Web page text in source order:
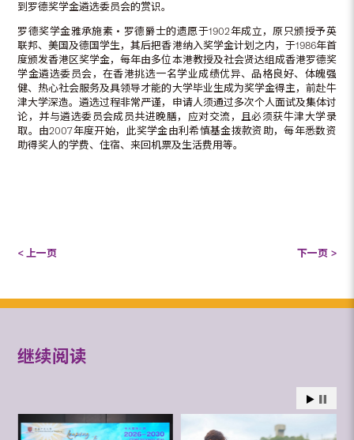
到罗德奖学金遴选委员会的赏识。
罗德奖学金雅承施素‧罗德爵士的遗愿于1902年成立，原只颁授予英
联邦、美国及德国学生，其后把香港纳入奖学金计划之内，于1986年首
度颁发香港区奖学金，每年由多位本港教授及社会贤达组成香港罗德奖
学金遴选委员会，在香港挑选一名学业成绩优异、品格良好、体魄强
健、热心社会服务及具领导才能的大学毕业生成为奖学金得主，前赴牛
津大学深造。遴选过程非常严谨，申请人须通过多次个人面试及集体讨
论，并与遴选委员会成员共进晚膳，应对交流，且必须获牛津大学录
取。由2007年度开始，此奖学金由利希慎基金拨款资助，每年悉数资
助得奖人的学费、住宿、来回机票及生活费用等。
< 上一页 下一页 >
继续阅读